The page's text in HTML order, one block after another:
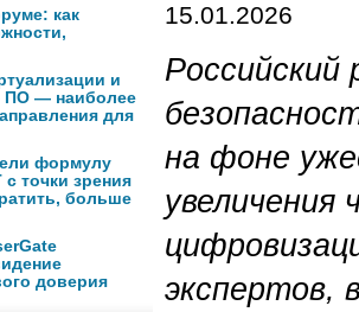
как
и
ПО — наиболее
для
формулу
точки зрения
больше
доверия
15.01.2026
на фоне
увеличения
экспертов,